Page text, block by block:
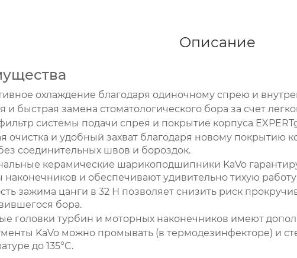
Описание
охлаждение благодаря одиночному спрею и
и быстрая замена стоматологического бора за счет
системы подачи спрея и покрытие корпуса
очистка и удобный захват благодаря новому покрытию
соединительных швов и бороздок.
керамические шарикоподшипники KaVo
наконечников и обеспечивают удивительно тихую
зажима цанги в 32 Н позволяет снизить риск
бора.
головки турбин и моторных наконечников имеют
KaVo можно промывать (в термодезинфекторе) и
до 135°C.